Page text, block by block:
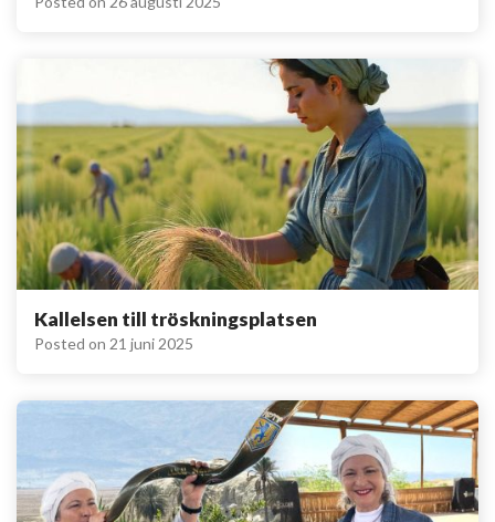
Kallelsen till tröskningsplatsen
Posted on 21 juni 2025